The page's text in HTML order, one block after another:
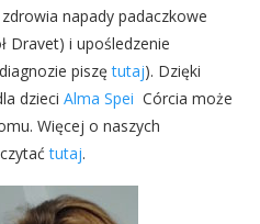
napady padaczkowe
Dravet) i upośledzenie
piszętutaj). Dzięki
dzieci Alma Spei Córcia może
Więcej o naszych
tutaj.